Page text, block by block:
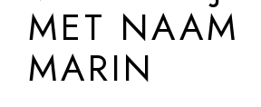
MET NAAM
MARIN